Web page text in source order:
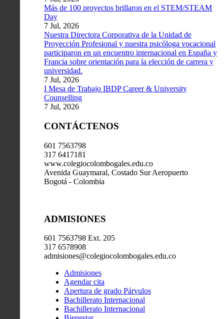
Más de 100 proyectos brillaron en el STEM/STEAM
Day
7 Jul, 2026
Nuestra Directora Corporativa de la Unidad de
Proyección Profesional y nuestra psicóloga vocacional
participaron en un encuentro internacional en España y
Francia sobre orientación para la elección de carrera y
universidad.
7 Jul, 2026
I Mesa de Trabajo IBDP Career & University
Counselling
7 Jul, 2026
CONTÁCTENOS
601 7563798
317 6417181
www.colegiocolombogales.edu.co
Avenida Guaymaral, Costado Sur Aeropuerto
Bogotá - Colombia
ADMISIONES
601 7563798 Ext. 205
317 6578908
admisiones@colegiocolombogales.edu.co
Admisiones
Agendar cita
Apertura de grado Párvulos
Bachillerato Internacional
Bachillerato Internacional